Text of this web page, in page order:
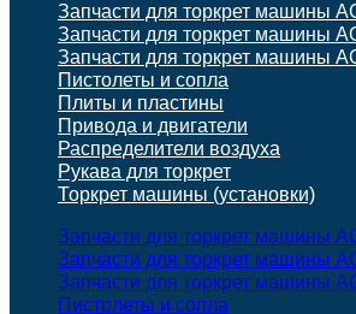
Запчасти для торкрет машины
Запчасти для торкрет машины
Запчасти для торкрет машины
Пистолеты и сопла
Плиты и пластины
Привода и двигатели
Распределители воздуха
Рукава для торкрет
Торкрет машины (установки)
Запчасти для торкрет машины
Запчасти для торкрет машины
Запчасти для торкрет машины
Пистолеты и сопла